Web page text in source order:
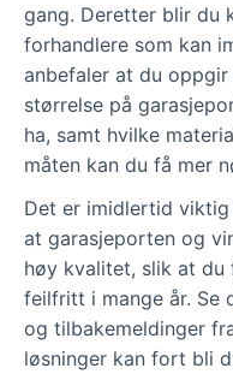
gang. Deretter blir du
forhandlere som kan
anbefaler at du
størrelse på
ha, samt hvilke
måten kan du få mer
Det er imidlertid viktig
at garasjeporten og
høy kvalitet, slik at
feilfritt i mange år. Se
og tilbakemeldinger
løsninger kan fort bli